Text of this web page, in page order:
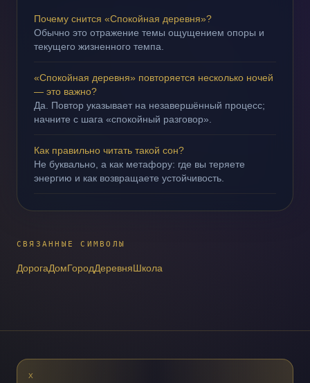
Почему снится «Спокойная деревня»?
Обычно это отражение темы ощущением опоры и
текущего жизненного темпа.
«Спокойная деревня» повторяется несколько ночей
— это важно?
Да. Повтор указывает на незавершённый процесс;
начните с шага «спокойный разговор».
Как правильно читать такой сон?
Не буквально, а как метафору: где вы теряете
энергию и как возвращаете устойчивость.
СВЯЗАННЫЕ СИМВОЛЫ
ДорогаДомГородДеревняШкола
X